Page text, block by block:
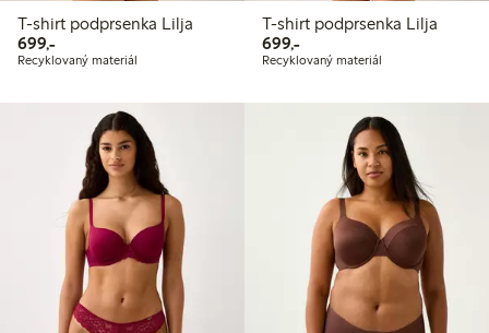
T-shirt podprsenka Lilja
699,-699,00 Kč
Recyklovaný materiál
T-shirt podprsenka Lilja
699,-699,00 Kč
Recyklovaný materiál